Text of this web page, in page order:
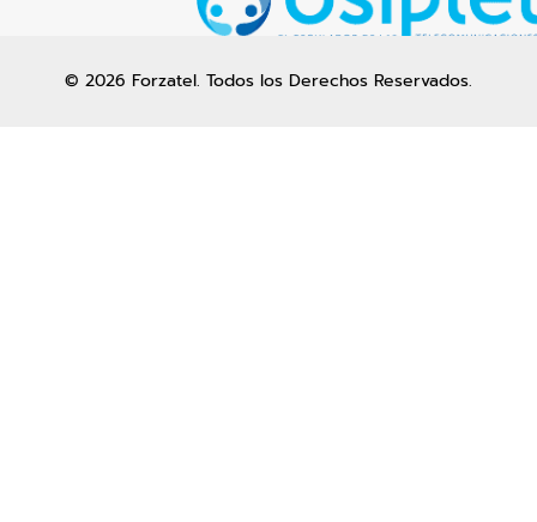
© 2026 Forzatel. Todos los Derechos Reservados.